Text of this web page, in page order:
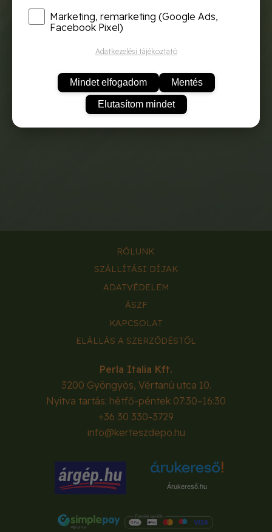
RÓLUNK
SZÁLLÍTÁSI DÍJAK
ADATVÉDELEM
ÁSZF
KAPCSOLAT
ELÁLLÁS A SZERZŐDÉSTŐL
Perla Italia Kft.
3200 Gyöngyös, Vértanú utca 10.
Nyitva tartás: hétfő-péntek 07:30–16:30
+36 30 330-3729
info@kerteszdepo.hu
Árukereső.hu
Marketing, remarketing (Google Ads,
Facebook Pixel)
Adatkezelési tájékoztató
Mindet elfogadom Mentés
Elutasítom mindet